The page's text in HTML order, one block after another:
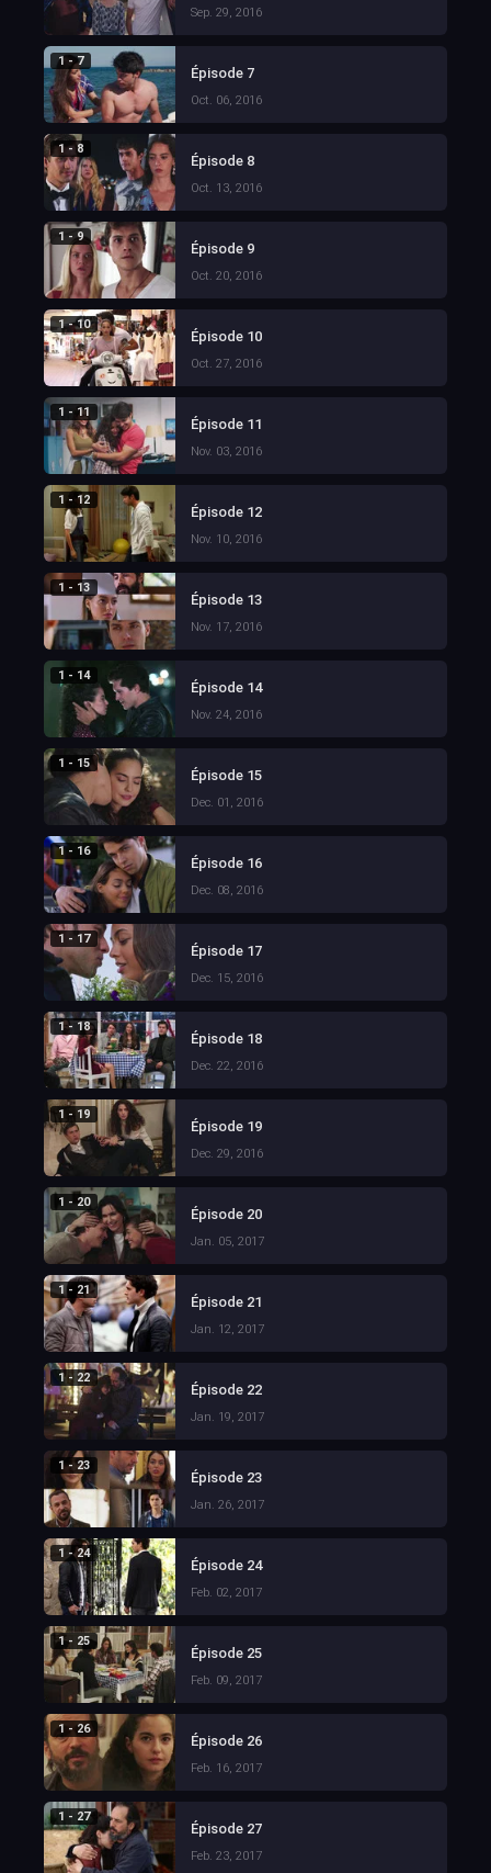
Sep. 29, 2016
1 - 7
Épisode 7
Oct. 06, 2016
1 - 8
Épisode 8
Oct. 13, 2016
1 - 9
Épisode 9
Oct. 20, 2016
1 - 10
Épisode 10
Oct. 27, 2016
1 - 11
Épisode 11
Nov. 03, 2016
1 - 12
Épisode 12
Nov. 10, 2016
1 - 13
Épisode 13
Nov. 17, 2016
1 - 14
Épisode 14
Nov. 24, 2016
1 - 15
Épisode 15
Dec. 01, 2016
1 - 16
Épisode 16
Dec. 08, 2016
1 - 17
Épisode 17
Dec. 15, 2016
1 - 18
Épisode 18
Dec. 22, 2016
1 - 19
Épisode 19
Dec. 29, 2016
1 - 20
Épisode 20
Jan. 05, 2017
1 - 21
Épisode 21
Jan. 12, 2017
1 - 22
Épisode 22
Jan. 19, 2017
1 - 23
Épisode 23
Jan. 26, 2017
1 - 24
Épisode 24
Feb. 02, 2017
1 - 25
Épisode 25
Feb. 09, 2017
1 - 26
Épisode 26
Feb. 16, 2017
1 - 27
Épisode 27
Feb. 23, 2017